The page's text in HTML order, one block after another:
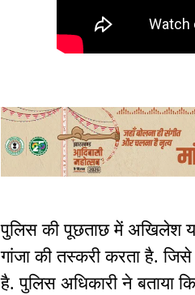
पुलिस की पूछताछ में अखिलेश
गांजा की तस्करी करता है.
है. पुलिस अधिकारी ने बताया